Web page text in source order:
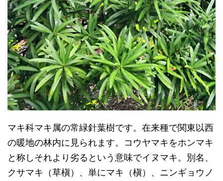
マキ科マキ属の常緑針葉樹です。在来種で関東以西
の暖地の林内に見られます。コウヤマキをホンマキ
と称しそれより劣るという意味でイヌマキ。別名、
クサマキ（草槇）、単にマキ（槇）、ニンギョウノ